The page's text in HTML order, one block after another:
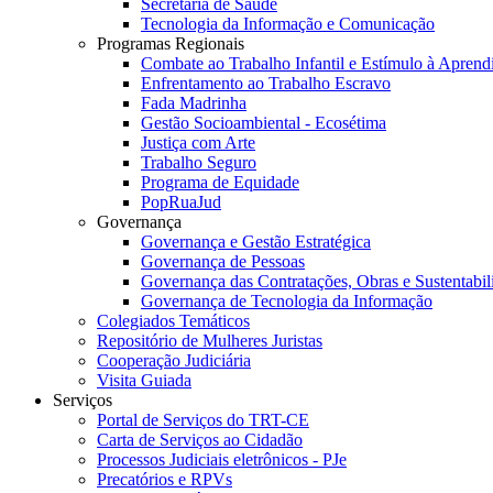
Secretaria de Saúde
Tecnologia da Informação e Comunicação
Programas Regionais
Combate ao Trabalho Infantil e Estímulo à
Enfrentamento ao Trabalho Escravo
Fada Madrinha
Gestão Socioambiental - Ecosétima
Justiça com Arte
Trabalho Seguro
Programa de Equidade
PopRuaJud
Governança
Governança e Gestão Estratégica
Governança de Pessoas
Governança das Contratações, Obras e
Governança de Tecnologia da Informação
Colegiados Temáticos
Repositório de Mulheres Juristas
Cooperação Judiciária
Visita Guiada
Serviços
Portal de Serviços do TRT-CE
Carta de Serviços ao Cidadão
Processos Judiciais eletrônicos - PJe
Precatórios e RPVs